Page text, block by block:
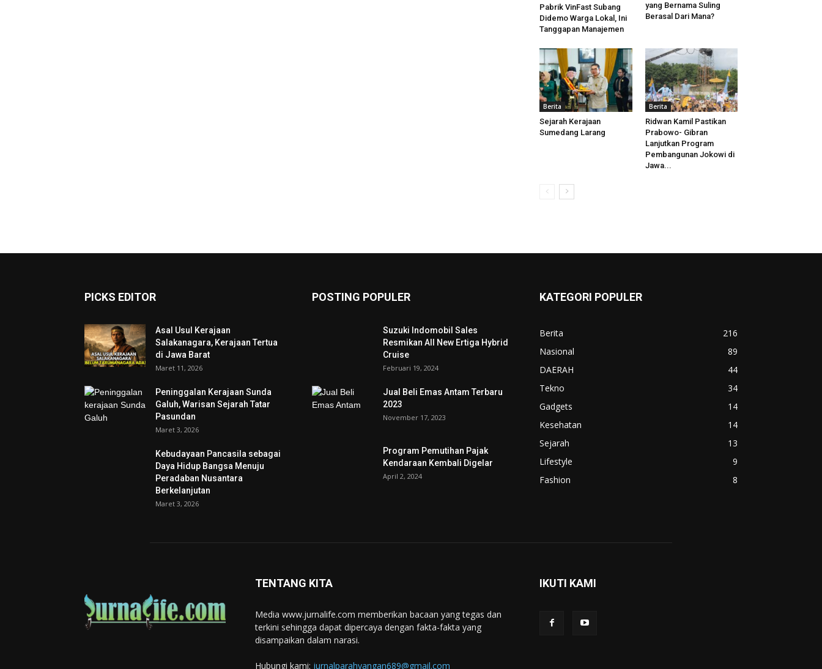
Pabrik VinFast Subang
Didemo Warga Lokal, Ini
Tanggapan Manajemen
yang Bernama Suling
Berasal Dari Mana?
Berita
Sejarah Kerajaan
Sumedang Larang
Berita
Ridwan Kamil Pastikan
Prabowo- Gibran
Lanjutkan Program
Pembangunan Jokowi di
Jawa...
PICKS EDITOR
Asal Usul Kerajaan
Salakanagara, Kerajaan Tertua
di Jawa Barat
Maret 11, 2026
Peninggalan Kerajaan Sunda
Galuh, Warisan Sejarah Tatar
Pasundan
Maret 3, 2026
Kebudayaan Pancasila sebagai
Daya Hidup Bangsa Menuju
Peradaban Nusantara
Berkelanjutan
Maret 3, 2026
POSTING POPULER
Suzuki Indomobil Sales
Resmikan All New Ertiga Hybrid
Cruise
Februari 19, 2024
Jual Beli Emas Antam Terbaru
2023
November 17, 2023
Program Pemutihan Pajak
Kendaraan Kembali Digelar
April 2, 2024
KATEGORI POPULER
Berita
216
Nasional
89
DAERAH
44
Tekno
34
Gadgets
14
Kesehatan
14
Sejarah
13
Lifestyle
9
Fashion
8
TENTANG KITA
Media www.jurnalife.com memberikan bacaan yang tegas dan
terkini sehingga dapat dipercaya dengan fakta-fakta yang
disampaikan dalam narasi.
Hubungi kami: jurnalparahyangan689@gmail.com
IKUTI KAMI